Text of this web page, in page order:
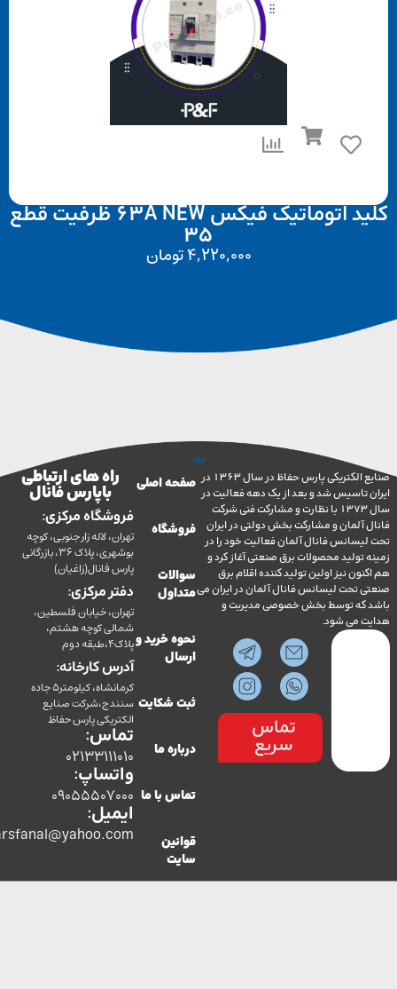
کلید اتوماتیک فیکس 63A NEW ظرفیت قطع
4,220,000تومان
صنایع الکتریکی پارس حفاظ در سال 1363 در
شد و بعد از یک دهه فعالیت در
سال 1373 با نظارت و مشارکت فنی شرکت
و مشارکت بخش دولتی در ایران
فانال آلمان فعالیت خود را در
محصولات برق صنعتی آغاز کرد و
نیز اولین تولید کننده اقلام برق
لیسانس فانال آلمان در ایران می
توسط بخش خصوصی مدیریت و
می شود.
تماس
سریع
صفحه اصلی
فروشگاه
سوالات
متداول
نحوه خرید و
ثبت شکایت
درباره ما
تماس با ما
قوانین
راه های ارتباطی
با پارس فانال
فروشگاه مرکزی:
تهران، لاله زار جنوبی، کوچه
بوشهری، پلاک 36، بازرگانی
پارس فانال(زاغیان)
دفتر مرکزی:
تهران، خیابان فلسطین،
شمالی کوچه هشتم،
پلاک4،طبقه دوم
آدرس کارخانه:
کرمانشاه، کیلومتر5 جاده
سنندج،شرکت صنایع
الکتریکی پارس حفاظ
تماس:
02133111010
واتساپ:
09055507000
ایمیل:
co.parsfanal@yahoo.com